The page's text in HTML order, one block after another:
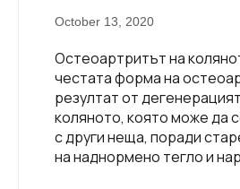
October 13, 2020
Остеоартритът на
честата форма на
резултат от
коляното, която може да
с други неща, поради
на наднормено тегло и